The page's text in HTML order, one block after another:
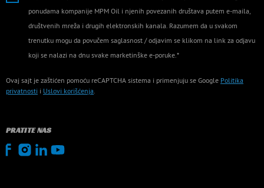
ponudama kompanije MPM Oil i njenih povezanih društava putem e-maila,
društvenih mreža i drugih elektronskih kanala. Razumem da u svakom
trenutku mogu da povučem saglasnost / odjavim se klikom na link za odjavu
koji se nalazi na dnu svake marketinške e-poruke.*
Ovaj sajt je zaštićen pomoću reCAPTCHA sistema i primenjuju se Google Politika
privatnosti i Uslovi korišćenja.
PRATITE NAS